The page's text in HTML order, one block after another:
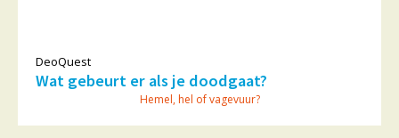
DeoQuest
Wat gebeurt er als je doodgaat?
Hemel, hel of vagevuur?